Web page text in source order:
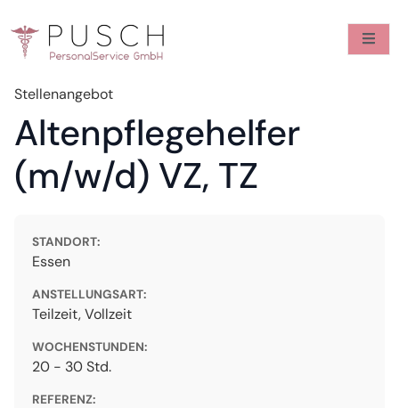
Stellenangebot
Altenpflegehelfer
(m/w/d) VZ, TZ
STANDORT:
Essen
ANSTELLUNGSART:
Teilzeit, Vollzeit
WOCHENSTUNDEN:
20 - 30 Std.
REFERENZ: